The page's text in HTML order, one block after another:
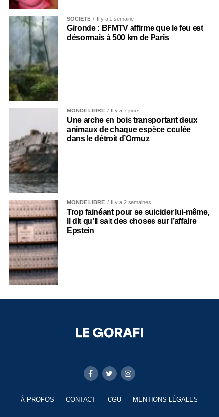
SOCIÉTÉ Il y a 1 semaine
Gironde : BFMTV affirme que le feu est
désormais à 500 km de Paris
MONDE LIBRE Il y a 7 jours
Une arche en bois transportant deux
animaux de chaque espèce coulée
dans le détroit d’Ormuz
MONDE LIBRE Il y a 2 semaines
Trop fainéant pour se suicider lui-même,
il dit qu’il sait des choses sur l’affaire
Epstein
À PROPOS CONTACT CGU MENTIONS LÉGALES